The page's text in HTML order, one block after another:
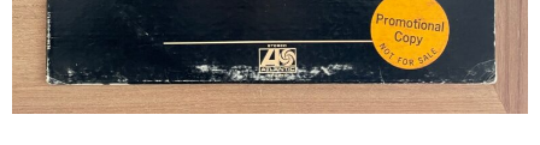
全商品
JAZZ-US
BLUE NOTE